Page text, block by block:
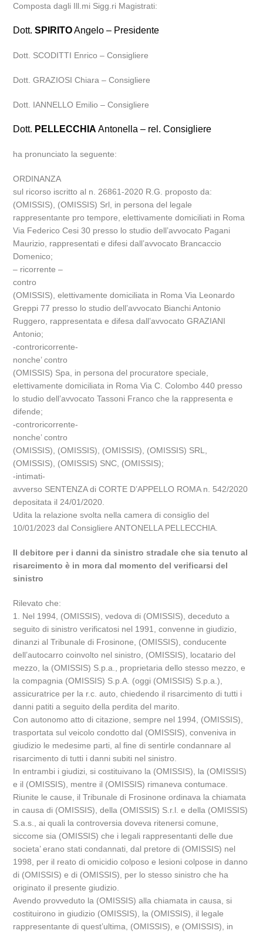
Composta dagli Ill.mi Sigg.ri Magistrati:
Dott.SPIRITOAngelo – Presidente
Dott. SCODITTI Enrico – Consigliere
Dott. GRAZIOSI Chiara – Consigliere
Dott. IANNELLO Emilio – Consigliere
Dott. PELLECCHIA Antonella – rel. Consigliere
ha pronunciato la seguente:
ORDINANZA
sul ricorso iscritto al n. 26861-2020 R.G. proposto da:
(OMISSIS), (OMISSIS) Srl, in persona del legale
rappresentante pro tempore, elettivamente domiciliati in Roma
Via Federico Cesi 30 presso lo studio dell’avvocato Pagani
Maurizio, rappresentati e difesi dall’avvocato Brancaccio
Domenico;
– ricorrente –
contro
(OMISSIS), elettivamente domiciliata in Roma Via Leonardo
Greppi 77 presso lo studio dell’avvocato Bianchi Antonio
Ruggero, rappresentata e difesa dall’avvocato GRAZIANI
Antonio;
-controricorrente-
nonche’ contro
(OMISSIS) Spa, in persona del procuratore speciale,
elettivamente domiciliata in Roma Via C. Colombo 440 presso
lo studio dell’avvocato Tassoni Franco che la rappresenta e
difende;
-controricorrente-
nonche’ contro
(OMISSIS), (OMISSIS), (OMISSIS), (OMISSIS) SRL,
(OMISSIS), (OMISSIS) SNC, (OMISSIS);
-intimati-
avverso SENTENZA di CORTE D’APPELLO ROMA n. 542/2020
depositata il 24/01/2020.
Udita la relazione svolta nella camera di consiglio del
10/01/2023 dal Consigliere ANTONELLA PELLECCHIA.
Il debitore per i danni da sinistro stradale che sia tenuto al
risarcimento è in mora dal momento del verificarsi del
sinistro
Rilevato che:
1. Nel 1994, (OMISSIS), vedova di (OMISSIS), deceduto a
seguito di sinistro verificatosi nel 1991, convenne in giudizio,
dinanzi al Tribunale di Frosinone, (OMISSIS), conducente
dell’autocarro coinvolto nel sinistro, (OMISSIS), locatario del
mezzo, la (OMISSIS) S.p.a., proprietaria dello stesso mezzo, e
la compagnia (OMISSIS) S.p.A. (oggi (OMISSIS) S.p.a.),
assicuratrice per la r.c. auto, chiedendo il risarcimento di tutti i
danni patiti a seguito della perdita del marito.
Con autonomo atto di citazione, sempre nel 1994, (OMISSIS),
trasportata sul veicolo condotto dal (OMISSIS), conveniva in
giudizio le medesime parti, al fine di sentirle condannare al
risarcimento di tutti i danni subiti nel sinistro.
In entrambi i giudizi, si costituivano la (OMISSIS), la (OMISSIS)
e il (OMISSIS), mentre il (OMISSIS) rimaneva contumace.
Riunite le cause, il Tribunale di Frosinone ordinava la chiamata
in causa di (OMISSIS), della (OMISSIS) S.r.l. e della (OMISSIS)
S.a.s., ai quali la controversia doveva ritenersi comune,
siccome sia (OMISSIS) che i legali rappresentanti delle due
societa’ erano stati condannati, dal pretore di (OMISSIS) nel
1998, per il reato di omicidio colposo e lesioni colpose in danno
di (OMISSIS) e di (OMISSIS), per lo stesso sinistro che ha
originato il presente giudizio.
Avendo provveduto la (OMISSIS) alla chiamata in causa, si
costituirono in giudizio (OMISSIS), la (OMISSIS), il legale
rappresentante di quest’ultima, (OMISSIS), e (OMISSIS), in